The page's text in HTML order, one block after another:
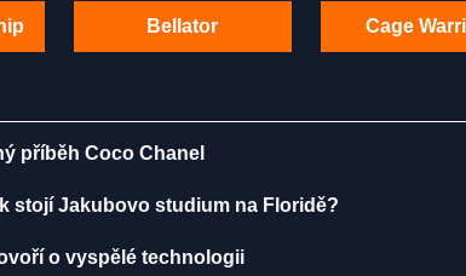
Bellator Cage
příběh Coco Chanel
stojí Jakubovo studium na Floridě?
o vyspělé technologii